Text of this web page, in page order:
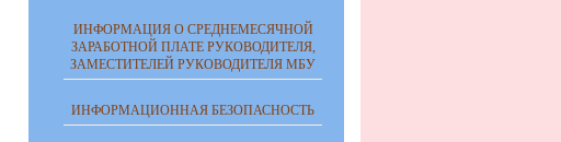
ИНФОРМАЦИЯ О СРЕДНЕМЕСЯЧНОЙ
ЗАРАБОТНОЙ ПЛАТЕ РУКОВОДИТЕЛЯ,
ЗАМЕСТИТЕЛЕЙ РУКОВОДИТЕЛЯ МБУ
ИНФОРМАЦИОННАЯ БЕЗОПАСНОСТЬ